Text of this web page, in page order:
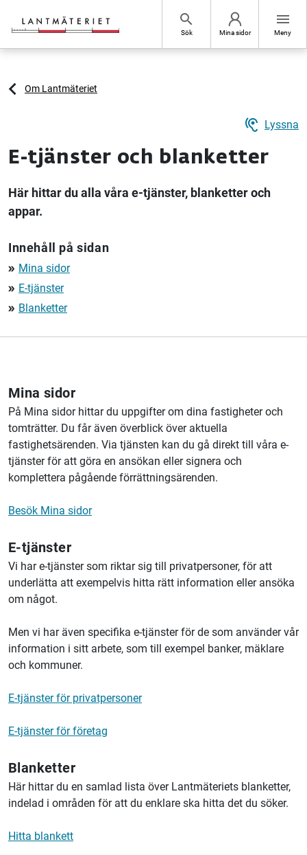
search
Sök Mina sidor
menu
Meny
Om Lantmäteriet
hearing Lyssna
E-tjänster och blanketter
Här hittar du alla våra e-tjänster, blanketter och
appar.
Innehåll på sidan
double_arrow Mina sidor
double_arrow E-tjänster
double_arrow Blanketter
Mina sidor
På Mina sidor hittar du uppgifter om dina fastigheter och
tomträtter. Du får även överblick över aktuella
fastighetsärenden. Via tjänsten kan du gå direkt till våra e-
tjänster för att göra en ansökan eller signera och
komplettera pågående förrättningsärenden.
Besök Mina sidor
E-tjänster
Vi har e-tjänster som riktar sig till privatpersoner, för att
underlätta att exempelvis hitta rätt information eller ansöka
om något.
Men vi har även specifika e-tjänster för de som använder vår
information i sitt arbete, som till exempel banker, mäklare
och kommuner.
E-tjänster för privatpersoner
E-tjänster för företag
Blanketter
Här hittar du en samlad lista över Lantmäteriets blanketter,
indelad i områden för att du enklare ska hitta det du söker.
Hitta blankett